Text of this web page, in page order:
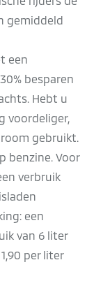
gemiddeld
een
besparen
Hebt u
voordeliger,
gebruikt.
benzine. Voor
verbruik
een
van 6 liter
per liter